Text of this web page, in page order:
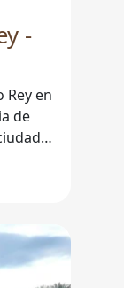
-
Rey en